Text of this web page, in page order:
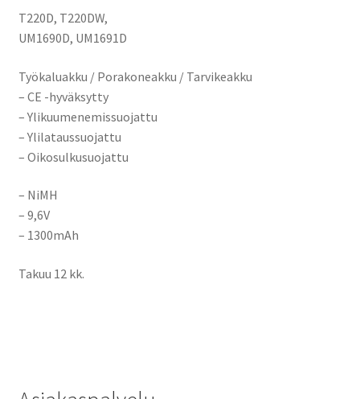
T220D, T220DW,
UM1690D, UM1691D
Työkaluakku / Porakoneakku / Tarvikeakku
– CE -hyväksytty
– Ylikuumenemissuojattu
– Ylilataussuojattu
– Oikosulkusuojattu
– NiMH
– 9,6V
– 1300mAh
Takuu 12 kk.